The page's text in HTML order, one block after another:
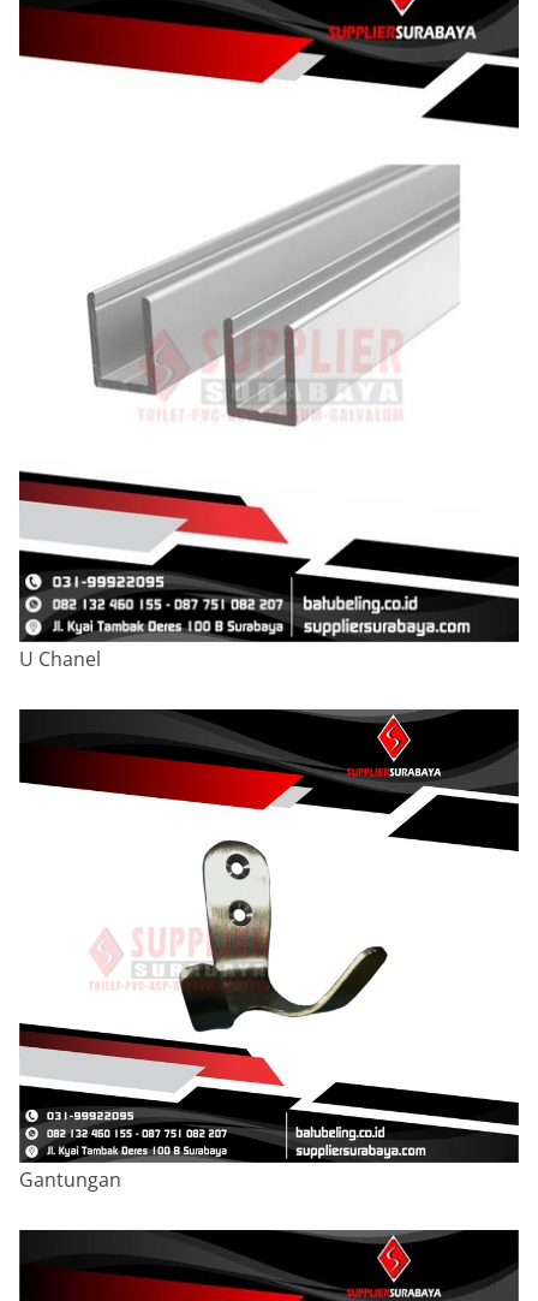
U Chanel
Gantungan